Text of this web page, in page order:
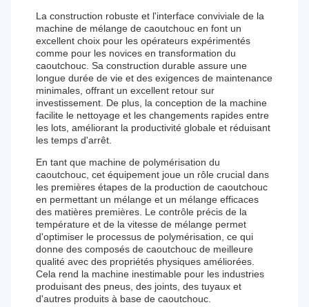
La construction robuste et l'interface conviviale de la
machine de mélange de caoutchouc en font un
excellent choix pour les opérateurs expérimentés
comme pour les novices en transformation du
caoutchouc. Sa construction durable assure une
longue durée de vie et des exigences de maintenance
minimales, offrant un excellent retour sur
investissement. De plus, la conception de la machine
facilite le nettoyage et les changements rapides entre
les lots, améliorant la productivité globale et réduisant
les temps d'arrêt.
En tant que machine de polymérisation du
caoutchouc, cet équipement joue un rôle crucial dans
les premières étapes de la production de caoutchouc
en permettant un mélange et un mélange efficaces
des matières premières. Le contrôle précis de la
température et de la vitesse de mélange permet
d'optimiser le processus de polymérisation, ce qui
donne des composés de caoutchouc de meilleure
qualité avec des propriétés physiques améliorées.
Cela rend la machine inestimable pour les industries
produisant des pneus, des joints, des tuyaux et
d'autres produits à base de caoutchouc.